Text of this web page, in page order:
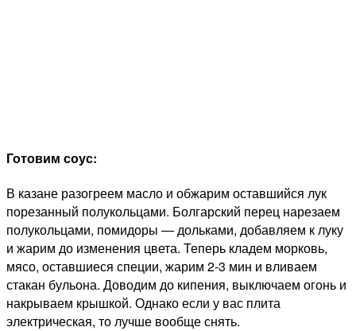
Готовим соус:
В казане разогреем масло и обжарим оставшийся лук
порезанный полукольцами. Болгарский перец нарезаем
полукольцами, помидоры — дольками, добавляем к луку
и жарим до изменения цвета. Теперь кладем морковь,
мясо, оставшиеся специи, жарим 2-3 мин и вливаем
стакан бульона. Доводим до кипения, выключаем огонь и
накрываем крышкой. Однако если у вас плита
электрическая, то лучше вообще снять.